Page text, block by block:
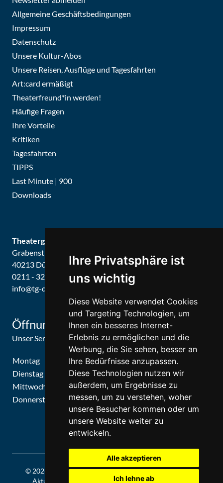
Ihre Privatsphäre ist
uns wichtig
Diese Website verwendet Cookies
und Targeting Technologien, um
Ihnen ein besseres Internet-
Erlebnis zu ermöglichen und die
Werbung, die Sie sehen, besser an
Ihre Bedürfnisse anzupassen.
Diese Technologien nutzen wir
außerdem, um Ergebnisse zu
messen, um zu verstehen, woher
unsere Besucher kommen oder um
unsere Website weiter zu
entwickeln.
Alle akzeptieren
Ich lehne ab
Allgemeine Geschäftsbedingungen
Impressum
Datenschutz
Unsere Kultur-Abos
Unsere Reisen, Ausflüge und Tagesfahrten
Art:card ermäßigt
Theaterfreund*in werden!
Häufige Fragen
Ihre Vorteile
Kritiken
Tagesfahrten
TIPPS
Last Minute | 900
Downloads
Theatergemeinde Düsseldorf
Grabenstraße 8
40213 Düsseldorf
0211 - 326679 / 326887
info@tg-d.de
Öffnungszeiten
Unser Service-Center ist zu folgenden Zeiten geöffnet
Montag
09:30 Uhr - 15:30 Uhr
Dienstag
09:30 Uhr - 15:30 Uhr
Mittwoch
09:30 Uhr - 15:30 Uhr
Donnerstag
09:30 Uhr - 15:30 Uhr
© 2026 | Theatergemeinde Düsseldorf | 2026/27 | Letzte
Aktualisierung: Freitag, 07. August 2026, 19:15 Uhr